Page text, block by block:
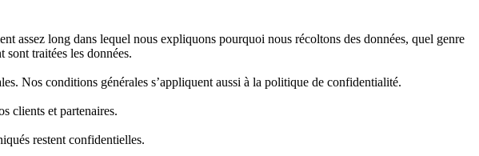
assez long dans lequel nous expliquons pourquoi nous récoltons des données, quel genre
traitées les données.
Nos conditions générales s’appliquent aussi à la politique de confidentialité.
clients et partenaires.
restent confidentielles.